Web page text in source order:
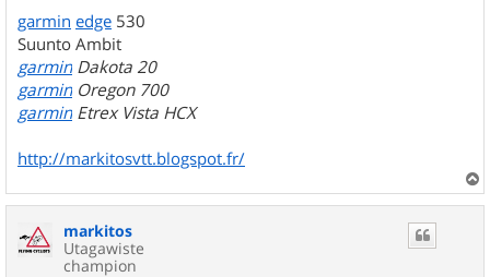
garmin edge 530
Suunto Ambit
garmin Dakota 20
garmin Oregon 700
garmin Etrex Vista HCX
http://markitosvtt.blogspot.fr/
a
markitos
Utagawiste
champion